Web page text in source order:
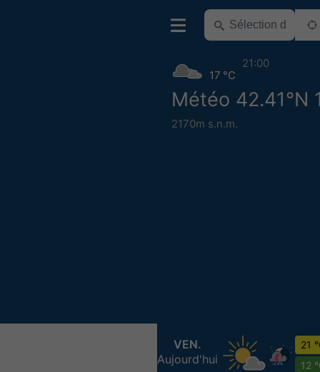
Météo 42.41°N
2170m s.n.m.
17 °C
21:00
VEN.
Aujourd'hui
21
12